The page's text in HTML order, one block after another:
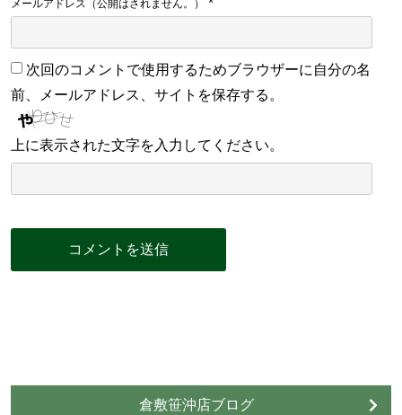
メールアドレス（公開はされません。） *
次回のコメントで使用するためブラウザーに自分の名
前、メールアドレス、サイトを保存する。
上に表示された文字を入力してください。
倉敷笹沖店ブログ